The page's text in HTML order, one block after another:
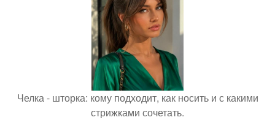
Челка - шторка: кому подходит, как носить и с какими
стрижками сочетать.